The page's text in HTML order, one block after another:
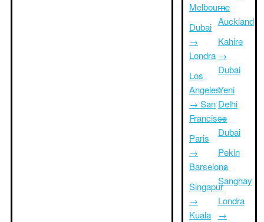
Melbourne
Dubai
→
Londra
Los
Angeles
→ San
Francisco
Paris
→
Barselona
Singapur
→
Kuala
→
Auckland
Kahire
→
Dubai
Yeni
Delhi
→
Dubai
Pekin
→
Şanghay
Londra
→